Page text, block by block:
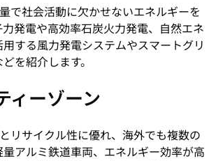
で社会活動に欠かせないエネルギーを
発電や高効率石炭火力発電、自然エネ
する風力発電システムやスマートグリ
を紹介します。
ィーゾーン
リサイクル性に優れ、海外でも複数の
アルミ鉄道車両、エネルギー効率が高